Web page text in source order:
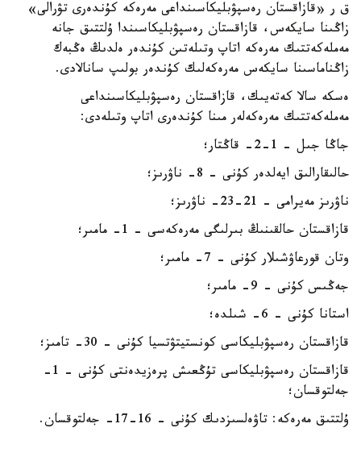
ق ر «قازاقستان رەسپۋبليكاسىنداعى مەرەكە كۇندەرى تۋرالى»
زاڭىنا سايكەس، قازاقستان رەسپۋبليكاسىندا ۇلتتىق جانە
مەملەكەتتىك مەرەكە اتاپ وتىلەتىن كۇندەر ەلدىڭ ەڭبەك
زاڭناماسىنا سايكەس مەرەكەلىك كۇندەر بولىپ سانالادى.
ەسكە سالا كەتەيىك، قازاقستان رەسپۋبليكاسىنداعى
مەملەكەتتىك مەرەكەلەر مىنا كۇندەرى اتاپ وتىلەدى:
جاڭا جىل - 1-2- قاڭتار؛
حالىقارالىق ايەلدەر كۇنى - 8- ناۋرىز؛
ناۋرىز مەيرامى - 21-23- ناۋرىز؛
قازاقستان حالقىنىڭ بىرلىگى مەرەكەسى - 1- مامىر؛
وتان قورعاۋشىلار كۇنى - 7- مامىر؛
جەڭىس كۇنى - 9- مامىر؛
استانا كۇنى - 6- شىلدە؛
قازاقستان رەسپۋبليكاسى كونستيتۋتسيا كۇنى - 30- تامىز؛
قازاقستان رەسپۋبليكاسى تۇڭعىش پرەزيدەنتى كۇنى - 1-
جەلتوقسان؛
ۇلتتىق مەرەكە: تاۋەلسىزدىك كۇنى - 16-17- جەلتوقسان.